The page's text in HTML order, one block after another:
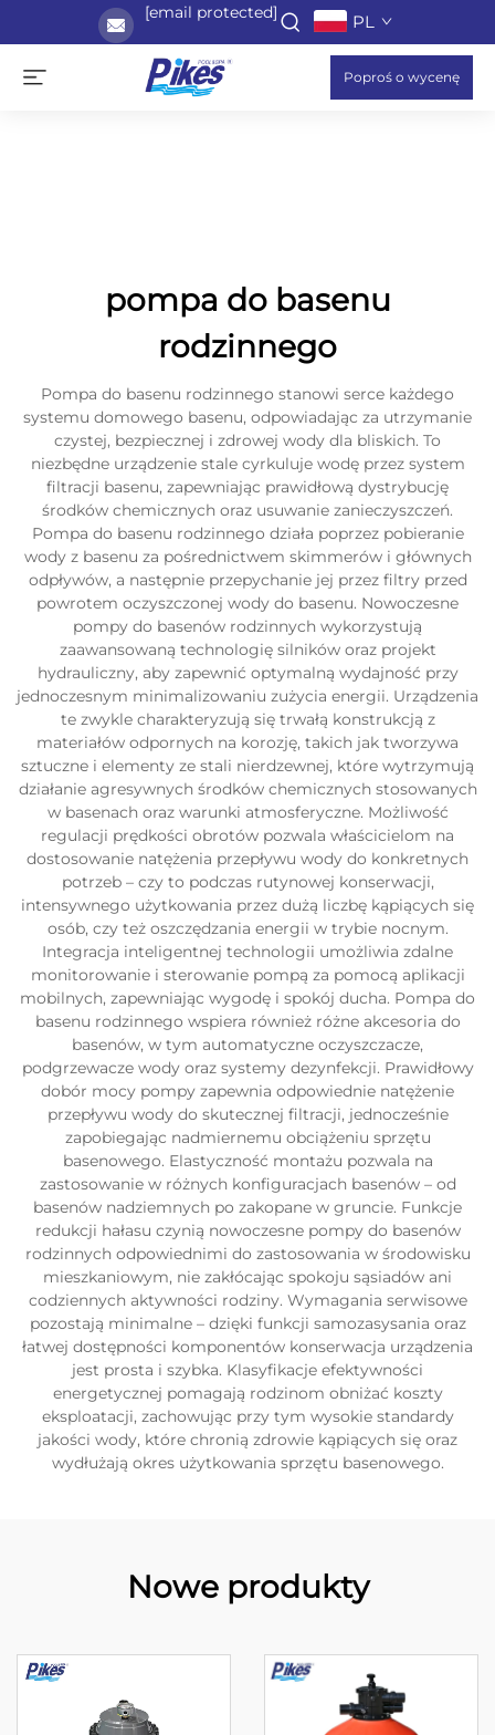
[email protected] PL
Poproś o wycenę
pompa do basenu
rodzinnego
Pompa do basenu rodzinnego stanowi serce każdego
systemu domowego basenu, odpowiadając za utrzymanie
czystej, bezpiecznej i zdrowej wody dla bliskich. To
niezbędne urządzenie stale cyrkuluje wodę przez system
filtracji basenu, zapewniając prawidłową dystrybucję
środków chemicznych oraz usuwanie zanieczyszczeń.
Pompa do basenu rodzinnego działa poprzez pobieranie
wody z basenu za pośrednictwem skimmerów i głównych
odpływów, a następnie przepychanie jej przez filtry przed
powrotem oczyszczonej wody do basenu. Nowoczesne
pompy do basenów rodzinnych wykorzystują
zaawansowaną technologię silników oraz projekt
hydrauliczny, aby zapewnić optymalną wydajność przy
jednoczesnym minimalizowaniu zużycia energii. Urządzenia
te zwykle charakteryzują się trwałą konstrukcją z
materiałów odpornych na korozję, takich jak tworzywa
sztuczne i elementy ze stali nierdzewnej, które wytrzymują
działanie agresywnych środków chemicznych stosowanych
w basenach oraz warunki atmosferyczne. Możliwość
regulacji prędkości obrotów pozwala właścicielom na
dostosowanie natężenia przepływu wody do konkretnych
potrzeb – czy to podczas rutynowej konserwacji,
intensywnego użytkowania przez dużą liczbę kąpiących się
osób, czy też oszczędzania energii w trybie nocnym.
Integracja inteligentnej technologii umożliwia zdalne
monitorowanie i sterowanie pompą za pomocą aplikacji
mobilnych, zapewniając wygodę i spokój ducha. Pompa do
basenu rodzinnego wspiera również różne akcesoria do
basenów, w tym automatyczne oczyszczacze,
podgrzewacze wody oraz systemy dezynfekcji. Prawidłowy
dobór mocy pompy zapewnia odpowiednie natężenie
przepływu wody do skutecznej filtracji, jednocześnie
zapobiegając nadmiernemu obciążeniu sprzętu
basenowego. Elastyczność montażu pozwala na
zastosowanie w różnych konfiguracjach basenów – od
basenów nadziemnych po zakopane w gruncie. Funkcje
redukcji hałasu czynią nowoczesne pompy do basenów
rodzinnych odpowiednimi do zastosowania w środowisku
mieszkaniowym, nie zakłócając spokoju sąsiadów ani
codziennych aktywności rodziny. Wymagania serwisowe
pozostają minimalne – dzięki funkcji samozasysania oraz
łatwej dostępności komponentów konserwacja urządzenia
jest prosta i szybka. Klasyfikacje efektywności
energetycznej pomagają rodzinom obniżać koszty
eksploatacji, zachowując przy tym wysokie standardy
jakości wody, które chronią zdrowie kąpiących się oraz
wydłużają okres użytkowania sprzętu basenowego.
Nowe produkty